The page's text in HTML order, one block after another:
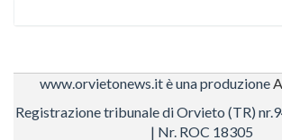
www.orvietonews.it è una produzione
Registrazione tribunale di Orvieto (TR)
| Nr. ROC 18305